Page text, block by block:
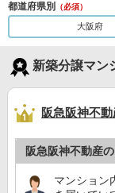
都道府県別 （必須）
大阪府
新築分譲マン
阪急阪神不
阪急阪神不動産
マンション